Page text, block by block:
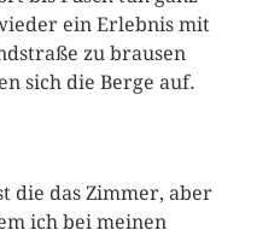
ein Erlebnis mit
zu brausen
sich die Berge auf.
die das Zimmer, aber
ich bei meinen